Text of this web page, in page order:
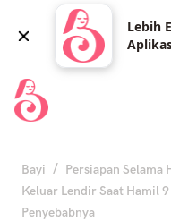
Lebih
Bayi / Persiapan Selama
Keluar Lendir Saat Hamil
Penyebabnya